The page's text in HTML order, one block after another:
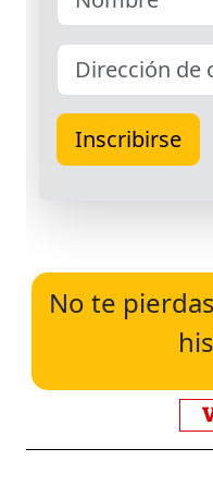
No te